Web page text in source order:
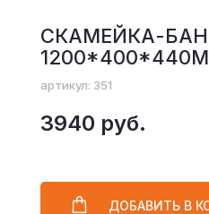
СКАМЕЙКА-
артикул: 351
3940 руб.
ДОБАВИТЬ В